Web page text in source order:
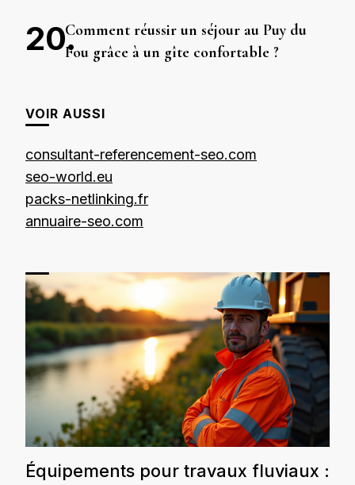
Comment réussir un séjour au Puy du
Fou grâce à un gîte confortable ?
VOIR AUSSI
consultant-referencement-seo.com
seo-world.eu
packs-netlinking.fr
annuaire-seo.com
Équipements pour travaux fluviaux :